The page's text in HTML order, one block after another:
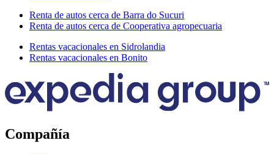
Renta de autos cerca de Barra do Sucuri
Renta de autos cerca de Cooperativa agropecuaria
Rentas vacacionales en Sidrolandia
Rentas vacacionales en Bonito
Compañía